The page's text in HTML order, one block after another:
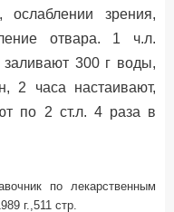
ослаблении зрения,
отвара. 1 ч.л.
заливают 300 г воды,
2 часа настаивают,
по 2 ст.л. 4 раза в
по лекарственным
г.,511 cтр.